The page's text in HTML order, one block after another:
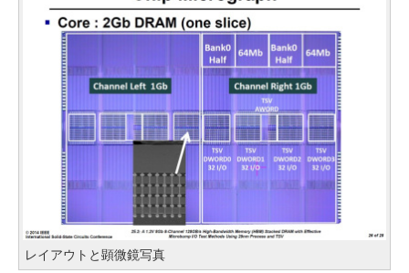
レイアウトと顕微鏡写真